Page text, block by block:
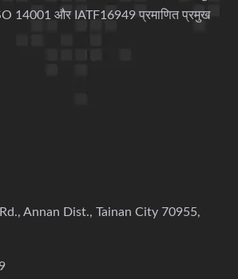
14001 और IATF16949 प्रमाणित प्रमुख
Annan Dist., Tainan City 70955,